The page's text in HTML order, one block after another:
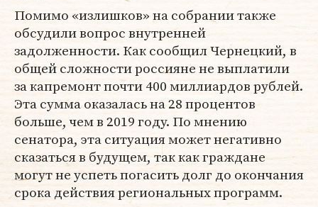
Помимо «излишков» на собрании также
обсудили вопрос внутренней
задолженности. Как сообщил Чернецкий, в
общей сложности россияне не выплатили
за капремонт почти 400 миллиардов рублей.
Эта сумма оказалась на 28 процентов
больше, чем в 2019 году. По мнению
сенатора, эта ситуация может негативно
сказаться в будущем, так как граждане
могут не успеть погасить долг до окончания
срока действия региональных программ.